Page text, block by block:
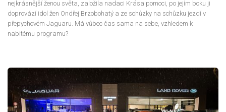
nejkrásnější ženou světa, založila nadaci Krása pomoci, po jejím boku ji
doprovází idol žen Ondřej Brzobohatý a ze schůzky na schůzku jezdí v
přepychovém Jaguaru. Má vůbec čas sama na sebe, vzhledem k
nabitému programu?